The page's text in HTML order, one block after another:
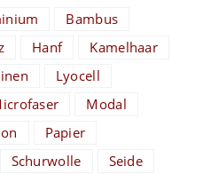
Bambus
Hanf
Kamelhaar
Lyocell
Modal
Papier
Schurwolle
Seide